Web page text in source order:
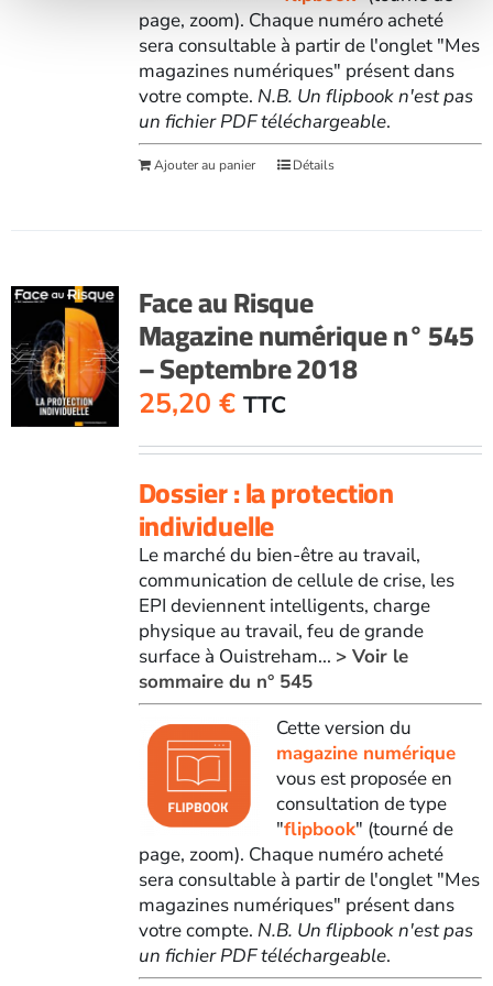
page, zoom). Chaque numéro acheté
sera consultable à partir de l'onglet "Mes
magazines numériques" présent dans
votre compte. N.B. Un flipbook n'est pas
un fichier PDF téléchargeable.
Ajouter au panier Détails
Face au Risque
Magazine numérique n° 545
– Septembre 2018
25,20 € TTC
Dossier : la protection
individuelle
Le marché du bien-être au travail,
communication de cellule de crise, les
EPI deviennent intelligents, charge
physique au travail, feu de grande
surface à Ouistreham... > Voir le
sommaire du n° 545
Cette version du
magazine numérique
vous est proposée en
consultation de type
"flipbook" (tourné de
page, zoom). Chaque numéro acheté
sera consultable à partir de l'onglet "Mes
magazines numériques" présent dans
votre compte. N.B. Un flipbook n'est pas
un fichier PDF téléchargeable.